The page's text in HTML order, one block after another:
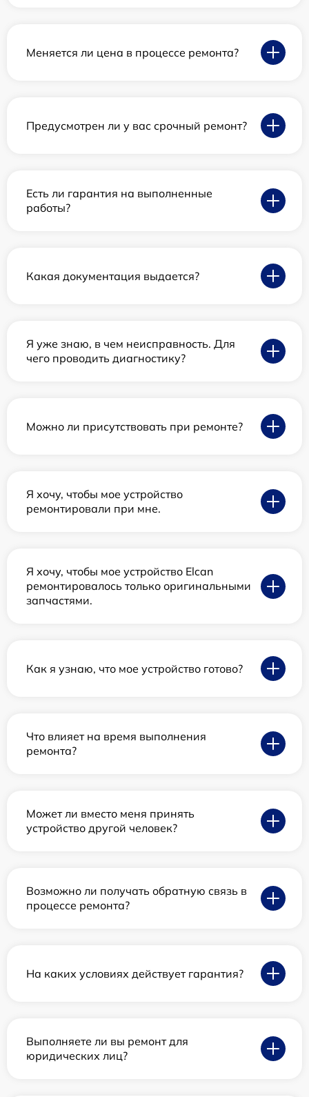
Меняется ли цена в процессе ремонта?
Предусмотрен ли у вас срочный ремонт?
Есть ли гарантия на выполненные
работы?
Какая документация выдается?
Я уже знаю, в чем неисправность. Для
чего проводить диагностику?
Можно ли присутствовать при ремонте?
Я хочу, чтобы мое устройство
ремонтировали при мне.
Я хочу, чтобы мое устройство Elcan
ремонтировалось только оригинальными
запчастями.
Как я узнаю, что мое устройство готово?
Что влияет на время выполнения
ремонта?
Может ли вместо меня принять
устройство другой человек?
Возможно ли получать обратную связь в
процессе ремонта?
На каких условиях действует гарантия?
Выполняете ли вы ремонт для
юридических лиц?